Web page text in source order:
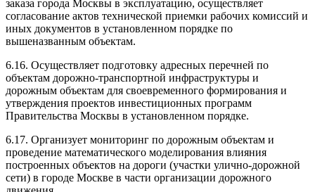
заказа города Москвы в эксплуатацию, осуществляет
согласование актов технической приемки рабочих комиссий и
иных документов в установленном порядке по
вышеназванным объектам.
6.16. Осуществляет подготовку адресных перечней по
объектам дорожно-транспортной инфраструктуры и
дорожным объектам для своевременного формирования и
утверждения проектов инвестиционных программ
Правительства Москвы в установленном порядке.
6.17. Организует мониторинг по дорожным объектам и
проведение математического моделирования влияния
построенных объектов на дороги (участки улично-дорожной
сети) в городе Москве в части организации дорожного